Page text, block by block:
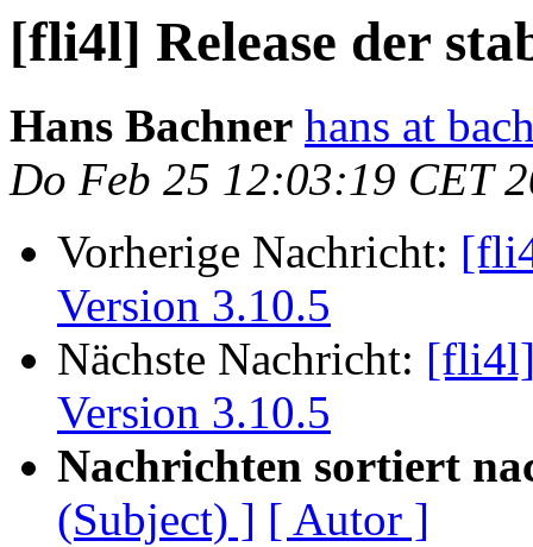
[fli4l] Release der
Hans Bachner hans at
Do Feb 25 12:03:19 CET
Vorherige Nachricht:
Version 3.10.5
Nächste Nachricht: [fli4l]
Version 3.10.5
Nachrichten sortiert
(Subject) ] [ Autor ]